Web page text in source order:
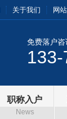
关于我们 网
免费落户咨
职称入户
News